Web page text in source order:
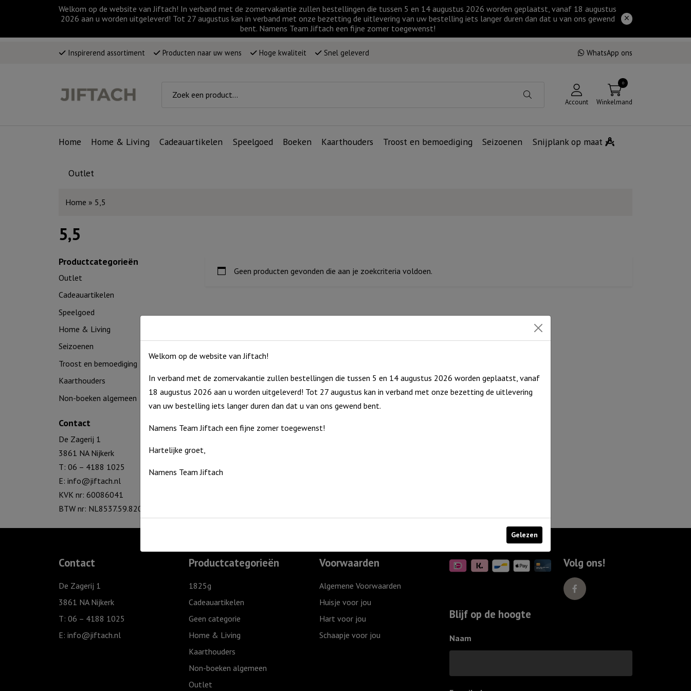
Welkom op de website van Jiftach! In verband met de zomervakantie zullen bestellingen die tussen 5 en 14 augustus 2026 worden geplaatst, vanaf 18 augustus
2026 aan u worden uitgeleverd! Tot 27 augustus kan in verband met onze bezetting de uitlevering van uw bestelling iets langer duren dan dat u van ons gewend
bent. Namens Team Jiftach een fijne zomer toegewenst!
Inspirerend assortiment Producten naar uw wens Hoge kwaliteit Snel geleverd WhatsApp ons
Account
0
Winkelmand
Home Home & Living Cadeauartikelen Speelgoed Boeken Kaarthouders Troost en bemoediging Seizoenen Snijplank op maat
Outlet
Home » 5,5
5,5
Productcategorieën
Outlet
Cadeauartikelen
Speelgoed
Home & Living
Seizoenen
Troost en bemoediging
Kaarthouders
Non-boeken algemeen
Contact
De Zagerij 1
3861 NA Nijkerk
T: 06 – 4188 1025
E: info@jiftach.nl
KVK nr: 60086041
BTW nr: NL8537.59.820.B01
Geen producten gevonden die aan je zoekcriteria voldoen.
Contact
De Zagerij 1
3861 NA Nijkerk
T: 06 – 4188 1025
E: info@jiftach.nl
Productcategorieën
1825g
Cadeauartikelen
Geen categorie
Home & Living
Kaarthouders
Non-boeken algemeen
Outlet
Voorwaarden
Algemene Voorwaarden
Huisje voor jou
Hart voor jou
Schaapje voor jou
Volg ons!
Blijf op de hoogte
Naam
Welkom op de website van Jiftach!
In verband met de zomervakantie zullen bestellingen die tussen 5 en 14 augustus 2026 worden geplaatst, vanaf
18 augustus 2026 aan u worden uitgeleverd! Tot 27 augustus kan in verband met onze bezetting de uitlevering
van uw bestelling iets langer duren dan dat u van ons gewend bent.
Namens Team Jiftach een fijne zomer toegewenst!
Hartelijke groet,
Namens Team Jiftach
Gelezen